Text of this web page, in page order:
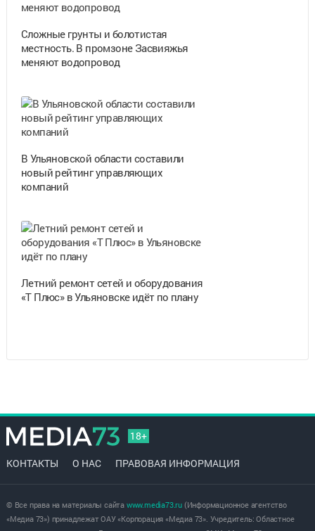
Сложные грунты и болотистая
местность. В промзоне Засвияжья
меняют водопровод
В Ульяновской области составили
новый рейтинг управляющих
компаний
Летний ремонт сетей и оборудования
«Т Плюс» в Ульяновске идёт по плану
18+
КОНТАКТЫ О НАС ПРАВОВАЯ ИНФОРМАЦИЯ
© Все права на материалы сайта www.media73.ru(Информационное агентство
«Медиа 73») принадлежат ОАУ «Корпорация «Медиа 73». Учредитель: Областное